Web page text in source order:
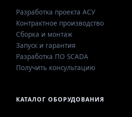
Разработка проекта АСУ
Контрактное производство
Сборка и монтаж
Запуск и гарантия
Разработка ПО SCADA
Получить консультацию
КАТАЛОГ ОБОРУДОВАНИЯ